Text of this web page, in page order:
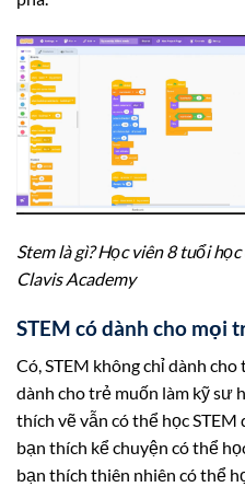
Stem là gì? Học viên 8 tuổi
Clavis Academy
STEM có dành cho mọi
Có, STEM không chỉ dành
dành cho trẻ muốn làm kỹ sư
thích vẽ vẫn có thể học
bạn thích kể chuyện có thể
bạn thích thiên nhiên có thể